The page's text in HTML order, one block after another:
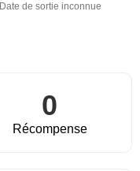
Date de sortie inconnue
0
Récompense